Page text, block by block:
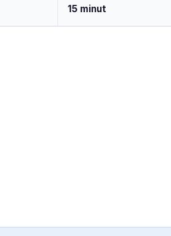
15 minut